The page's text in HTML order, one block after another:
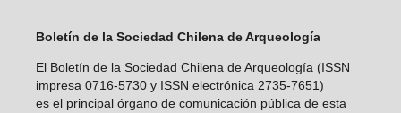
Boletín de la Sociedad Chilena de Arqueología
El Boletín de la Sociedad Chilena de Arqueología (ISSN
impresa 0716-5730 y ISSN electrónica 2735-7651)
es el principal órgano de comunicación pública de esta